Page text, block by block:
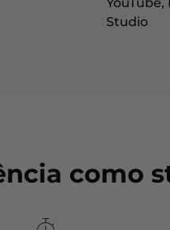
YouTube,
Studio
como